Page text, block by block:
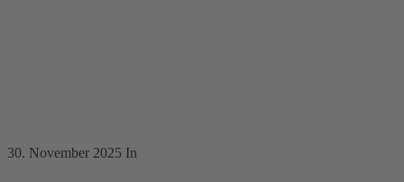
30. November 2025 In